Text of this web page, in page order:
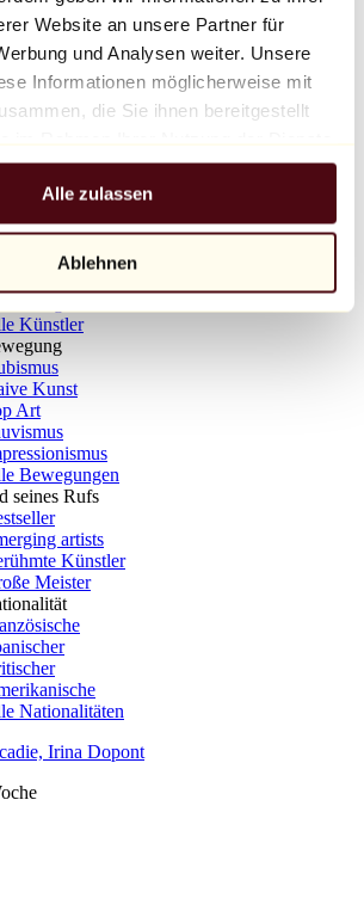
Website an unsere Partner für
und Analysen weiter. Unsere
Informationen möglicherweise mit
die Sie ihnen bereitgestellt
Alle zulassen
Ablehnen
Bildhauer
Fotografen
Künstler
Kunst
Art
Bewegungen
seines Rufs
artists
Künstler
Meister
Nationalitäten